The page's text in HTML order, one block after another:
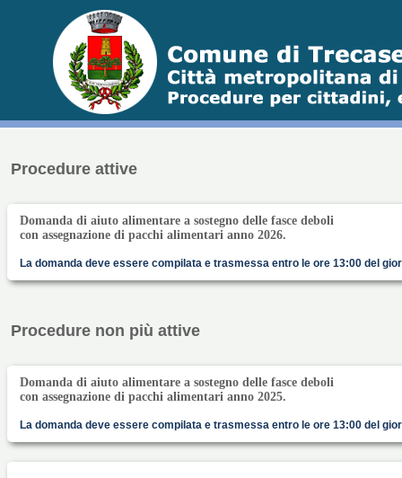
Procedure attive
Domanda di aiuto alimentare a sostegno delle fasce deboli
con assegnazione di pacchi alimentari anno 2026.
La domanda deve essere compilata e trasmessa entro le ore 13:00 del
Procedure non più attive
Domanda di aiuto alimentare a sostegno delle fasce deboli
con assegnazione di pacchi alimentari anno 2025.
La domanda deve essere compilata e trasmessa entro le ore 13:00 del